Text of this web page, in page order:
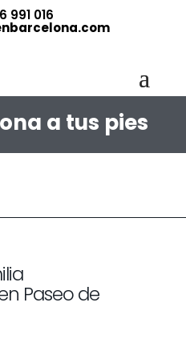
991 016
a tus pies
Paseo de